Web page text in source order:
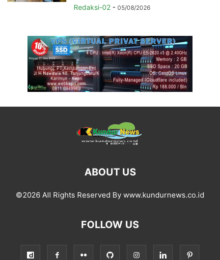
Redaksi-02 - 05/08/2026
ABOUT US
©2026 All Rights Reserved By www.kundurnews.co.id
FOLLOW US